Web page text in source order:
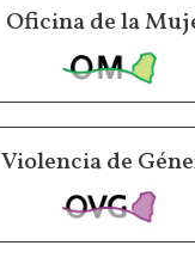
Oficina de la
Violencia de